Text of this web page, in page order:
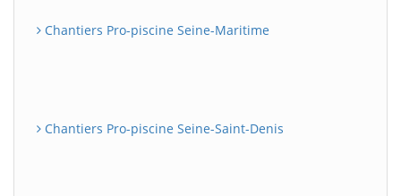
Chantiers Pro-piscine Seine-Maritime
Chantiers Pro-piscine Seine-Saint-Denis